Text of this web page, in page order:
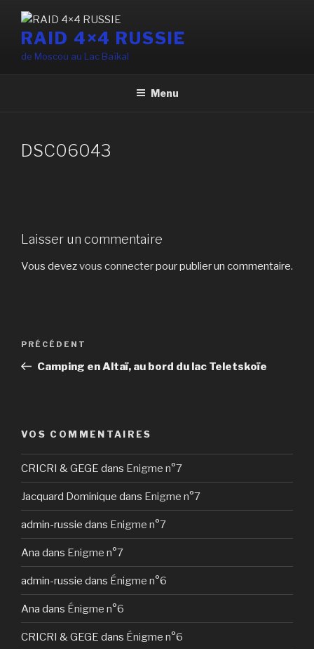
contenu
principal
RAID 4×4 RUSSIE
de Moscou au Lac Baïkal
Menu
DSC06043
Laisser un commentaire
Vous devezvous connecterpour publier un commentaire.
Navigation
l’article
Article
précédent
PRÉCÉDENT
Camping en Altaï, au bord du lac Teletskoïe
VOS COMMENTAIRES
CRICRI & GEGE dans Enigme n°7
Jacquard Dominique dans Enigme n°7
admin-russie dans Enigme n°7
Ana dans Enigme n°7
admin-russie dans Énigme n°6
Ana dans Énigme n°6
CRICRI & GEGE dans Énigme n°6